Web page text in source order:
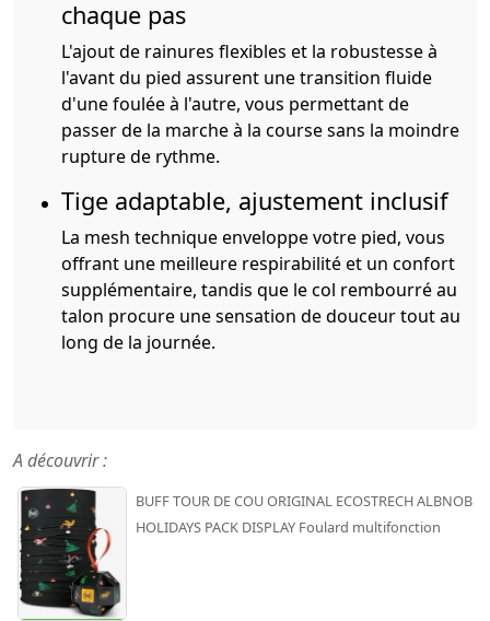
chaque pas
L'ajout de rainures flexibles et la robustesse à
l'avant du pied assurent une transition fluide
d'une foulée à l'autre, vous permettant de
passer de la marche à la course sans la moindre
rupture de rythme.
Tige adaptable, ajustement inclusif
La mesh technique enveloppe votre pied, vous
offrant une meilleure respirabilité et un confort
supplémentaire, tandis que le col rembourré au
talon procure une sensation de douceur tout au
long de la journée.
A découvrir :
BUFF TOUR DE COU ORIGINAL ECOSTRECH ALBNOB
HOLIDAYS PACK DISPLAY Foulard multifonction